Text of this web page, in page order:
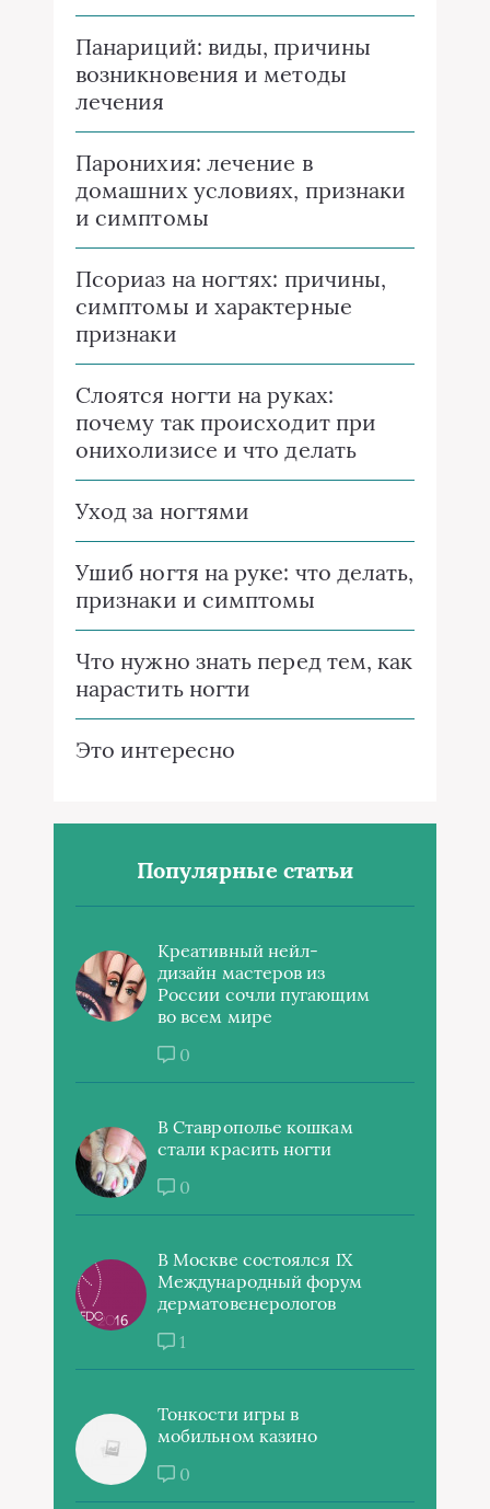
Панариций: виды, причины
возникновения и методы
лечения
Паронихия: лечение в
домашних условиях, признаки
и симптомы
Псориаз на ногтях: причины,
симптомы и характерные
признаки
Слоятся ногти на руках:
почему так происходит при
онихолизисе и что делать
Уход за ногтями
Ушиб ногтя на руке: что делать,
признаки и симптомы
Что нужно знать перед тем, как
нарастить ногти
Это интересно
Популярные статьи
Креативный нейл-
дизайн мастеров из
России сочли пугающим
во всем мире
0
В Ставрополье кошкам
стали красить ногти
0
В Москве состоялся IX
Международный форум
дерматовенерологов
1
Тонкости игры в
мобильном казино
0